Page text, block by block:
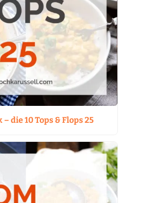
die 10 Tops & Flops 25